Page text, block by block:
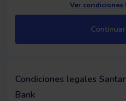
Ver condiciones
Continuar
Condiciones legales
Bank